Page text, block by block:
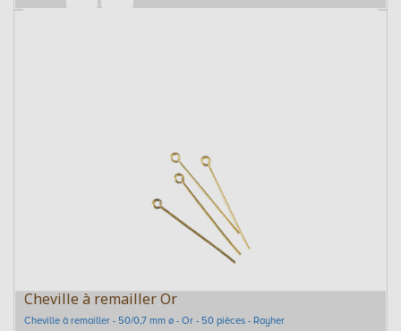
Cheville à remailler Or
Cheville à remailler - 50/0,7 mm ø - Or - 50 pièces - Rayher